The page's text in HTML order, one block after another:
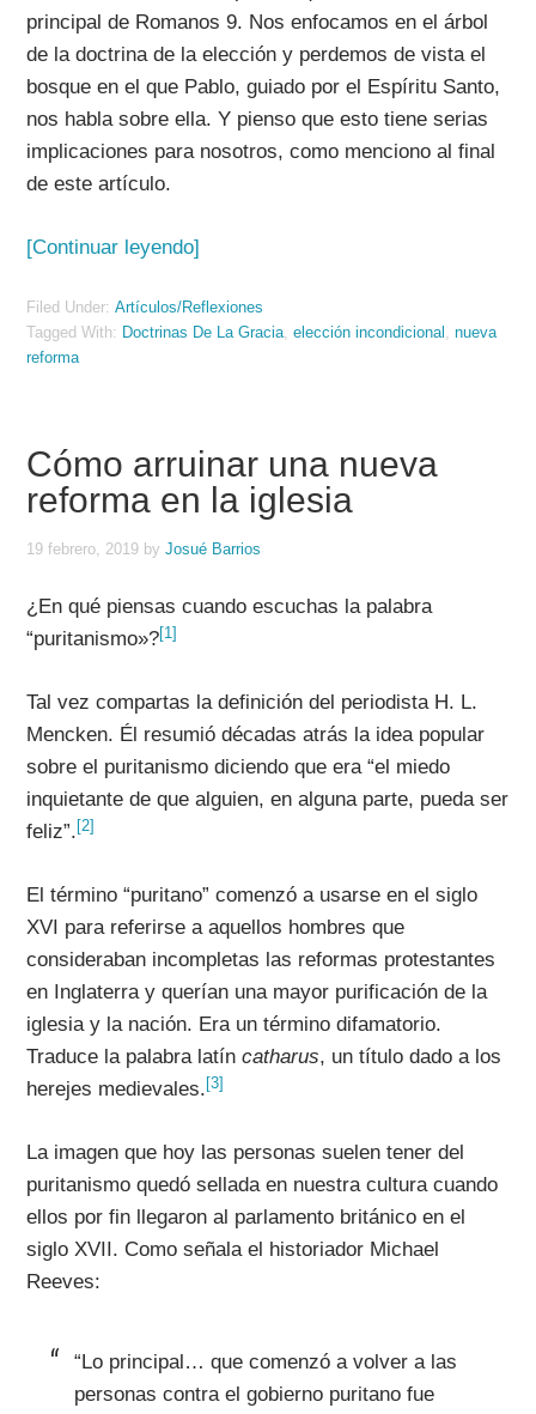
principal de Romanos 9. Nos enfocamos en el árbol
de la doctrina de la elección y perdemos de vista el
bosque en el que Pablo, guiado por el Espíritu Santo,
nos habla sobre ella. Y pienso que esto tiene serias
implicaciones para nosotros, como menciono al final
de este artículo.
[Continuar leyendo]
Filed Under:Artículos/Reflexiones
Tagged With: Doctrinas De La Gracia,elección incondicional ,nueva
reforma
Cómo arruinar una nueva
reforma en la iglesia
19 febrero, 2019 byJosué Barrios
¿En qué piensas cuando escuchas la palabra
“puritanismo»?[1]
Tal vez compartas la definición del periodista H. L.
Mencken. Él resumió décadas atrás la idea popular
sobre el puritanismo diciendo que era “el miedo
inquietante de que alguien, en alguna parte, pueda ser
feliz”.[2]
El término “puritano” comenzó a usarse en el siglo
XVI para referirse a aquellos hombres que
consideraban incompletas las reformas protestantes
en Inglaterra y querían una mayor purificación de la
iglesia y la nación. Era un término difamatorio.
Traduce la palabra latíncatharus, un título dado a los
herejes medievales.[3]
La imagen que hoy las personas suelen tener del
puritanismo quedó sellada en nuestra cultura cuando
ellos por fin llegaron al parlamento británico en el
siglo XVII. Como señala el historiador Michael
Reeves:
“Lo principal… que comenzó a volver a las
personas contra el gobierno puritano fue